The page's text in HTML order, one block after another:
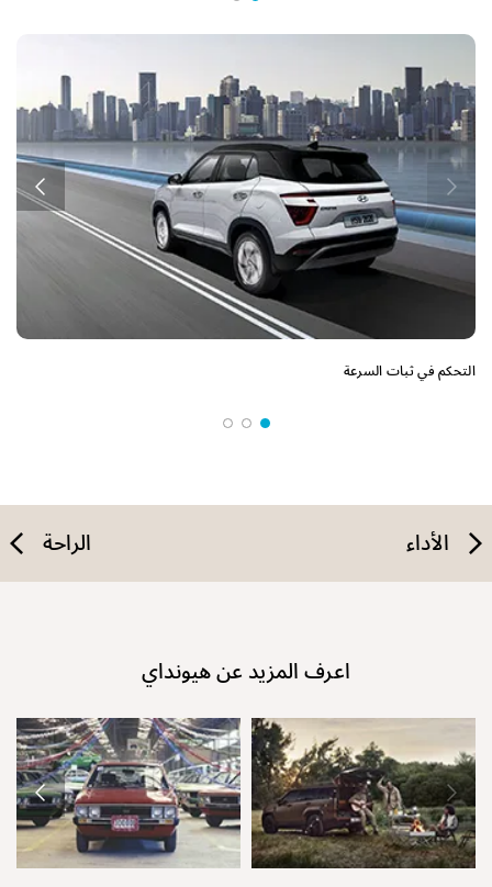
التحكم في ثبات السرعة
الأداء الراحة
اعرف المزيد عن هيونداي